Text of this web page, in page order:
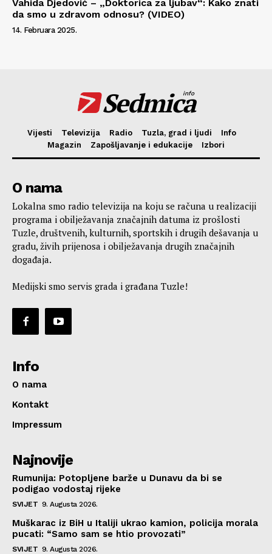
Vahida Djedović – „Doktorica za ljubav“: Kako znati
da smo u zdravom odnosu? (VIDEO)
14. Februara 2025.
Sedmica
info
Vijesti Televizija Radio Tuzla, grad i ljudi
Info
Magazin
Zapošljavanje i edukacije Izbori
O nama
Lokalna smo radio televizija na koju se računa u realizaciji
programa i obilježavanja značajnih datuma iz prošlosti
Tuzle, društvenih, kulturnih, sportskih i drugih dešavanja u
gradu, živih prijenosa i obilježavanja drugih značajnih
događaja.
Medijski smo servis grada i građana Tuzle!
Info
O nama
Kontakt
Impressum
Najnovije
Rumunija: Potopljene barže u Dunavu da bi se
podigao vodostaj rijeke
SVIJET 9. Augusta 2026.
Muškarac iz BiH u Italiji ukrao kamion, policija morala
pucati: “Samo sam se htio provozati”
SVIJET 9. Augusta 2026.